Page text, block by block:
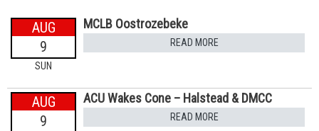
AUG
9
SUN
MCLB Oostrozebeke
READ MORE
AUG
9
ACU Wakes Cone – Halstead & DMCC
READ MORE